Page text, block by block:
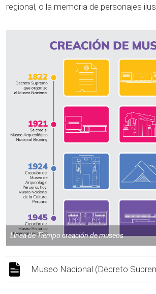
regional, o la memoria de personajes
Línea de Tiempo creación de museos
Museo Nacional (Decreto